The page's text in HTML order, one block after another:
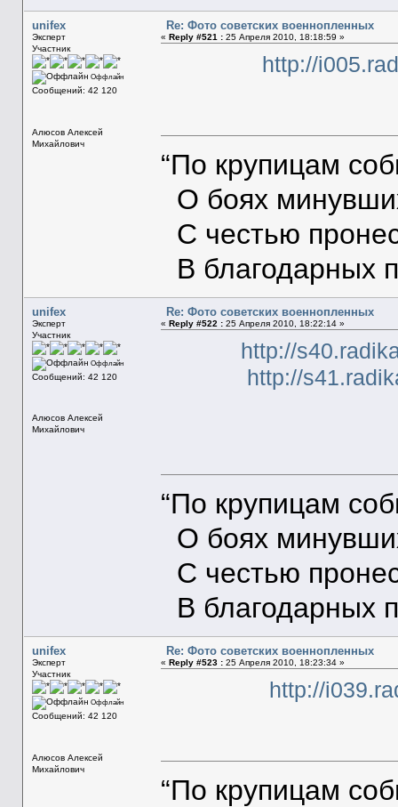
unifex
Эксперт
Участник
Оффлайн
Сообщений: 42 120
Алюсов Алексей
Михайлович
Re: Фото советских военнопленных
« Reply #521 :25 Апреля 2010, 18:18:59 »
http://
“По крупицам
О боях
С честью
В благодарных
unifex
Эксперт
Участник
Оффлайн
Сообщений: 42 120
Алюсов Алексей
Михайлович
Re: Фото советских военнопленных
« Reply #522 :25 Апреля 2010, 18:22:14 »
http://
http://
“По крупицам
О боях
С честью
В благодарных
unifex
Эксперт
Участник
Оффлайн
Сообщений: 42 120
Алюсов Алексей
Михайлович
Re: Фото советских военнопленных
« Reply #523 :25 Апреля 2010, 18:23:34 »
http://
“По крупицам